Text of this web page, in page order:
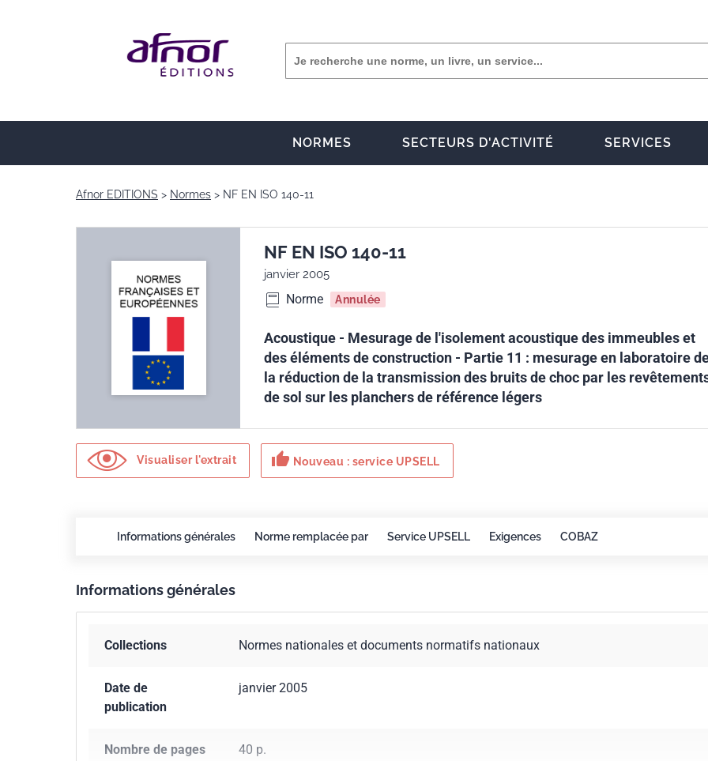
NORMES SECTEURS D'ACTIVITÉ SERVICES
Afnor EDITIONS Normes NF EN ISO 140-11
NF EN ISO 140-11
janvier 2005
Norme Annulée
Acoustique - Mesurage de l'isolement acoustique des immeubles et
des éléments de construction - Partie 11 : mesurage en laboratoire
la réduction de la transmission des bruits de choc par les
de sol sur les planchers de référence légers
Visualiser l'extrait thumb_up Nouveau : service UPSELL
Informations générales Norme remplacée par Service UPSELL Exigences COBAZ
Informations générales
Collections Normes nationales et documents normatifs nationaux
Date de
publication
janvier 2005
Nombre de pages 40 p.